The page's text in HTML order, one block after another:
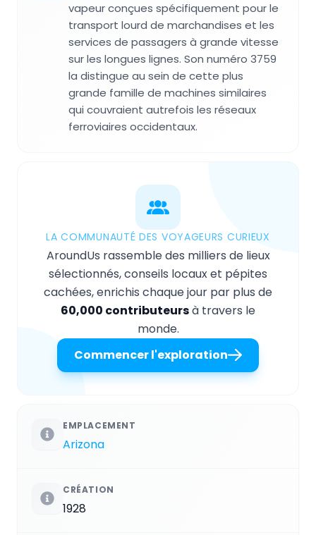
vapeur conçues spécifiquement pour le
transport lourd de marchandises et les
services de passagers à grande vitesse
sur les longues lignes. Son numéro 3759
la distingue au sein de cette plus
grande famille de machines similaires
qui couvraient autrefois les réseaux
ferroviaires occidentaux.
LA COMMUNAUTÉ DES VOYAGEURS CURIEUX
AroundUs rassemble des milliers de lieux
sélectionnés, conseils locaux et pépites
cachées, enrichis chaque jour par plus de
60,000 contributeursà travers le
monde.
Commencer l'exploration
EMPLACEMENT
Arizona
CRÉATION
1928